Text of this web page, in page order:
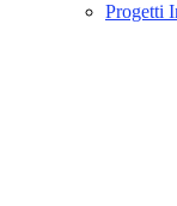
Progetti